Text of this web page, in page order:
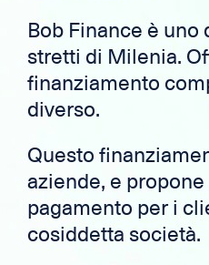
Bob Finance è uno
stretti di Milenia.
finanziamento
diverso.
Questo
aziende, e
pagamento per i
cosiddetta società.